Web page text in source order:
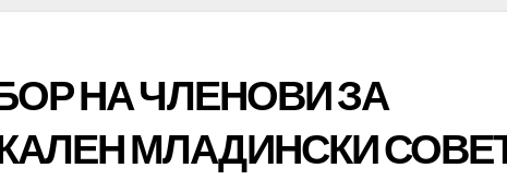
НА ЧЛЕНОВИ ЗА
МЛАДИНСКИ